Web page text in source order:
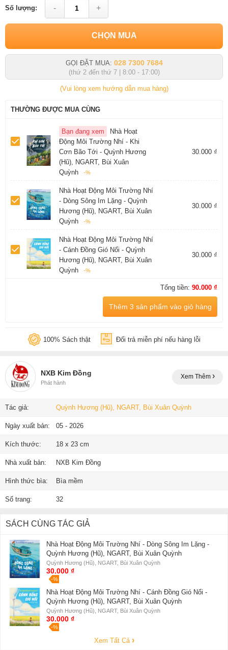
Số lượng: - +
CHỌN MUA
GỌI ĐẶT MUA: 028 7300 7684
(thứ 2 đến thứ 7 | 8:00 - 17:00)
(Vui lòng xem hướng dẫn mua hàng)
THƯỜNG ĐƯỢC MUA CÙNG
Bạn đang xem
Nhà Hoạt
Động Môi Trường Nhí - Khi
Cơn Bão Tới - Quỳnh Hương
(Hũ), NGART, Bùi Xuân
Quỳnh
-%
30.000 ₫
Nhà Hoạt Động Môi Trường Nhí
- Dòng Sông Im Lặng - Quỳnh
Hương (Hũ), NGART, Bùi Xuân
Quỳnh
-%
30.000 ₫
Nhà Hoạt Động Môi Trường Nhí
- Cánh Đồng Gió Nổi - Quỳnh
Hương (Hũ), NGART, Bùi Xuân
Quỳnh
-%
30.000 ₫
Tổng tiền: 90.000 ₫
Thêm 3 sản phẩm vào giỏ hàng
100% Sách thật Đổi trả miễn phí nếu hàng lỗi
NXB Kim Đồng
Phát hành
Xem Thêm
Tác giả: Quỳnh Hương (Hũ), NGART, Bùi Xuân Quỳnh
Ngày xuất bản: 05 - 2026
Kích thước: 18 x 23 cm
Nhà xuất bản: NXB Kim Đồng
Hình thức bìa: Bìa mềm
Số trang: 32
SÁCH CÙNG TÁC GIẢ
Nhà Hoạt Động Môi Trường Nhí - Dòng Sông Im Lặng -
Quỳnh Hương (Hũ), NGART, Bùi Xuân Quỳnh
Quỳnh Hương (Hũ), NGART, Bùi Xuân Quỳnh
30.000 ₫
-%
Nhà Hoạt Động Môi Trường Nhí - Cánh Đồng Gió Nổi -
Quỳnh Hương (Hũ), NGART, Bùi Xuân Quỳnh
Quỳnh Hương (Hũ), NGART, Bùi Xuân Quỳnh
30.000 ₫
-%
Xem Tất Cả